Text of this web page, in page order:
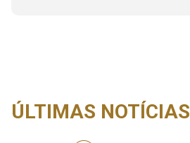
ÚLTIMAS NOTÍCIAS